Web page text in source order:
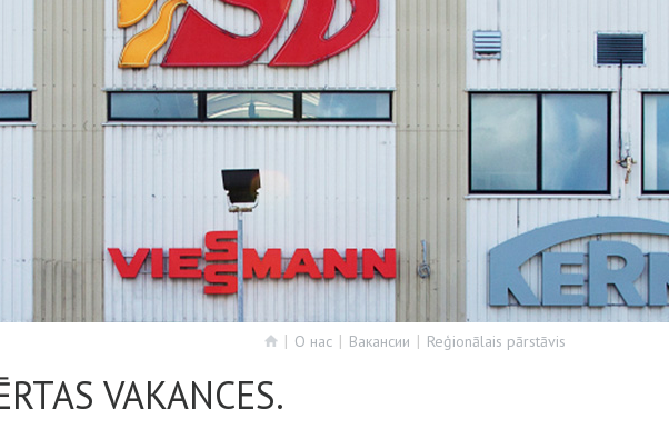
О нас Вакансии Reģionālais pārstāvis
VAKANCES.